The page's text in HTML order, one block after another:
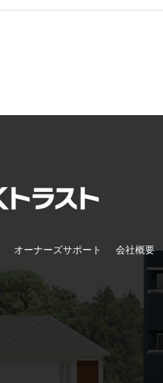
オーナーズサポート 会社概要